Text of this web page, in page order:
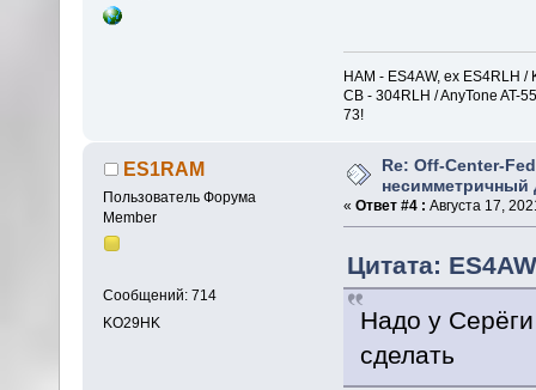
HAM - ES4AW, ex ES4RLH
CB - 304RLH / AnyTone AT-
73!
ES1RAM
Пользователь Форума
Member
Сообщений: 714
KO29HK
Re: Off-Center-
несимметричный
« Ответ #4 : Августа 17,
Цитата:
Надо у
сделать